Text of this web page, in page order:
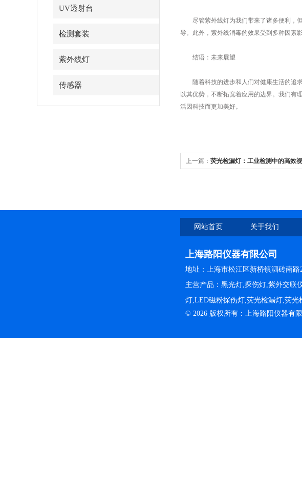
UV透射台
检测套装
紫外线灯
传感器
尽管紫外线灯为我们带来了诸多便利，但
导。此外，紫外线消毒的效果受到多种因素
结语：未来展望
随着科技的进步和人们对健康生活的追求
以其优势，不断拓宽着应用的边界。我们有
活因科技而更加美好。
上一篇： 荧光检漏灯：工业检测中的高效
网站首页 关于我们
上海路阳仪器有限公司
地址：上海市松江区新桥镇泗砖南路
主营产品：黑光灯,探伤灯,紫外交联
灯,LED磁粉探伤灯,荧光检漏灯,荧
© 2026 版权所有：上海路阳仪器有